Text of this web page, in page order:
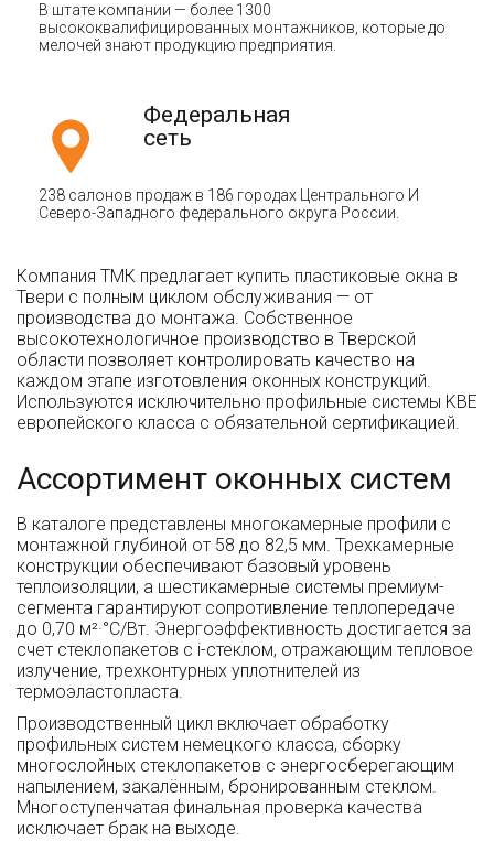
В штате компании — более 1300
высококвалифицированных монтажников, которые до
мелочей знают продукцию предприятия.
Федеральная
сеть
238 салонов продаж в 186 городах Центрального И
Северо-Западного федерального округа России.
Компания ТМК предлагает купить пластиковые окна в
Твери с полным циклом обслуживания — от
производства до монтажа. Собственное
высокотехнологичное производство в Тверской
области позволяет контролировать качество на
каждом этапе изготовления оконных конструкций.
Используются исключительно профильные системы KBE
европейского класса с обязательной сертификацией.
Ассортимент оконных систем
В каталоге представлены многокамерные профили с
монтажной глубиной от 58 до 82,5 мм. Трехкамерные
конструкции обеспечивают базовый уровень
теплоизоляции, а шестикамерные системы премиум-
сегмента гарантируют сопротивление теплопередаче
до 0,70 м²·°С/Вт. Энергоэффективность достигается за
счет стеклопакетов с i-стеклом, отражающим тепловое
излучение, трехконтурных уплотнителей из
термоэластопласта.
Производственный цикл включает обработку
профильных систем немецкого класса, сборку
многослойных стеклопакетов с энергосберегающим
напылением, закалённым, бронированным стеклом.
Многоступенчатая финальная проверка качества
исключает брак на выходе.